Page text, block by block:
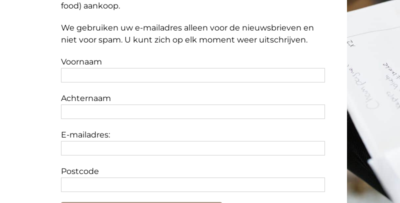
food) aankoop.
We gebruiken uw e-mailadres alleen voor de nieuwsbrieven en
niet voor spam. U kunt zich op elk moment weer uitschrijven.
Voornaam
Achternaam
E-mailadres:
Postcode